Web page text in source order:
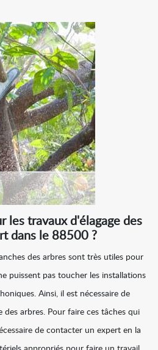
les travaux d'élagage des
dans le 88500 ?
des arbres sont très utiles pour
puissent pas toucher les installations
Ainsi, il est nécessaire de
des arbres. Pour faire ces tâches qui
de contacter un expert en la